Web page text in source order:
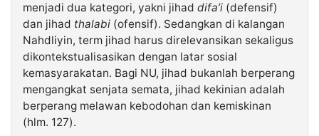
menjadi dua kategori, yakni jihad difa’i (defensif)
dan jihad thalabi (ofensif). Sedangkan di kalangan
Nahdliyin, term jihad harus direlevansikan sekaligus
dikontekstualisasikan dengan latar sosial
kemasyarakatan. Bagi NU, jihad bukanlah berperang
mengangkat senjata semata, jihad kekinian adalah
berperang melawan kebodohan dan kemiskinan
(hlm. 127).